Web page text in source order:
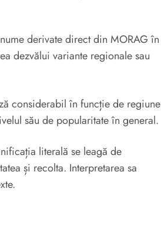
derivate direct din MORAG în
dezvălui variante regionale sau
considerabil în funcție de regiune
său de popularitate în general.
literală se leagă de
și recolta. Interpretarea sa